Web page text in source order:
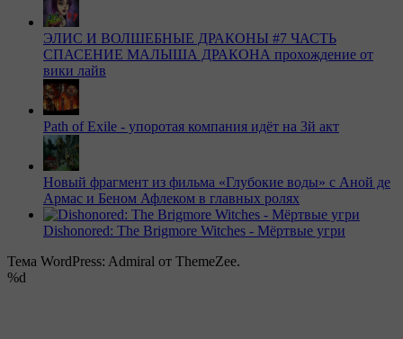
ЭЛИС И ВОЛШЕБНЫЕ ДРАКОНЫ #7 ЧАСТЬ
СПАСЕНИЕ МАЛЫША ДРАКОНА прохождение от
вики лайв
Path of Exile - упоротая компания идёт на 3й акт
Новый фрагмент из фильма «Глубокие воды» с Аной де
Армас и Беном Афлеком в главных ролях
Dishonored: The Brigmore Witches - Мёртвые угри
Тема WordPress: Admiral от ThemeZee.
%d